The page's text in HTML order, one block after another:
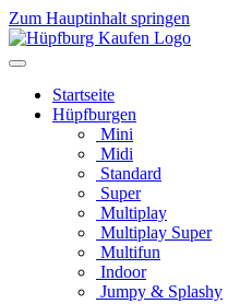
Zum Hauptinhalt springen
Startseite
Hüpfburgen
Mini
Midi
Standard
Super
Multiplay
Multiplay Super
Multifun
Indoor
Jumpy & Splashy